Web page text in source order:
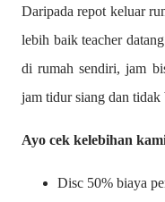
Daripada repot keluar
lebih baik teacher
di rumah sendiri, jam
jam tidur siang dan tidak
Ayo cek kelebihan
Disc 50% biaya